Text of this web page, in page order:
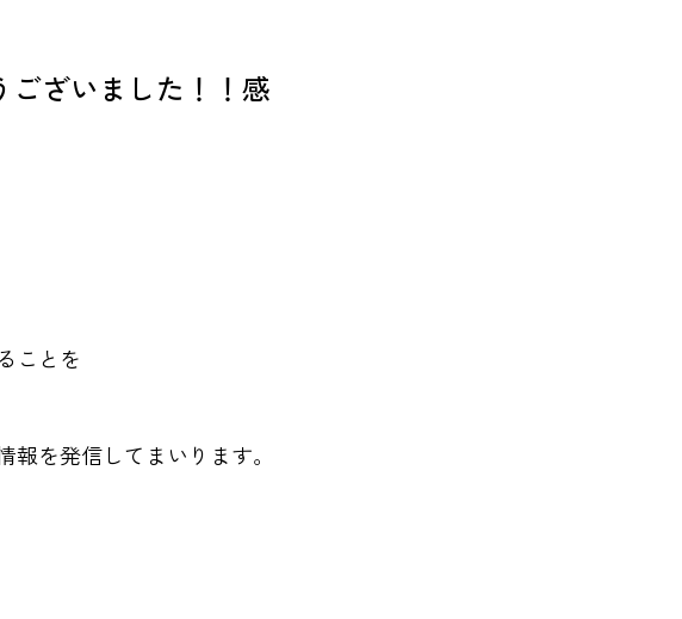
ございました！！感
ことを
を発信してまいります。